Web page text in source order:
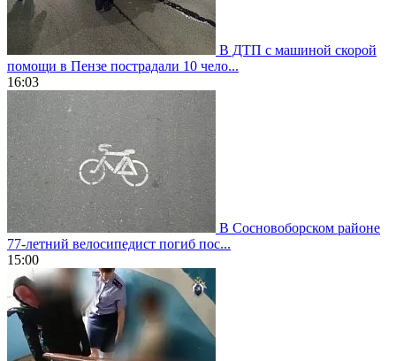
В ДТП с машиной скорой
помощи в Пензе пострадали 10 чело...
16:03
В Сосновоборском районе
77-летний велосипедист погиб пос...
15:00